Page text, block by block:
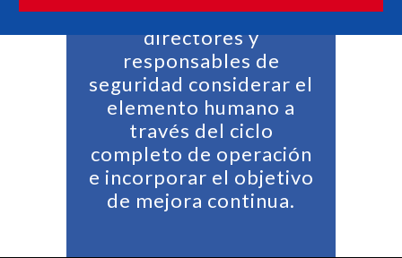
PIFH permite a
directores y
responsables de
seguridad considerar el
elemento humano a
través del ciclo
completo de operación
e incorporar el objetivo
de mejora continua.